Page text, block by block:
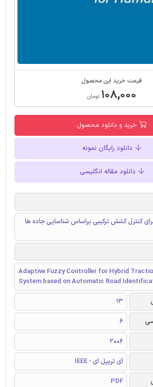
قیمت خرید این محصول
۱۰۸,۰۰۰ تومان
خرید و دانلود محصول
دانلود رایگان نمونه
دانلود مقاله انگلیسی
کنترل کشش ترکیبی براساس شناسایی جاده ها
Adaptive Fuzzy Controller for Hybrid
System based on Automatic Road
13
6
2006
آی تریپل ای - IEEE
PDF